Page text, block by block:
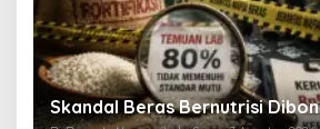
Skandal Beras Bernutrisi